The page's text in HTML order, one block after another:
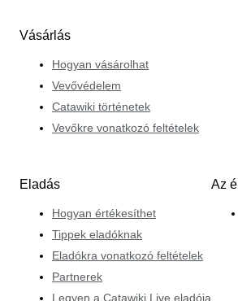
Vásárlás
Hogyan vásárolhat
Vevővédelem
Catawiki történetek
Vevőkre vonatkozó feltételek
Eladás
Hogyan értékesíthet
Tippek eladóknak
Eladókra vonatkozó feltételek
Partnerek
Legyen a Catawiki Live eladója
Az